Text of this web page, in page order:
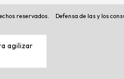
agilizar
reservados. Defensa de las y los